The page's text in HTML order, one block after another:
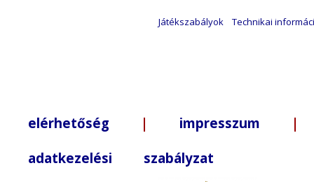
Játékszabályok Technikai
elérhetőség | impresszum |
adatkezelési szabályzat